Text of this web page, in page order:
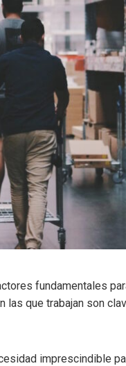
fundamentales
que trabajan son
imprescindible